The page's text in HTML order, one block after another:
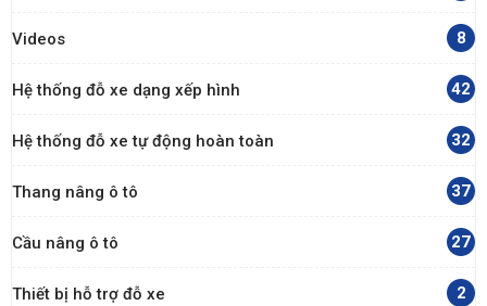
Videos 8
Hệ thống đỗ xe dạng xếp hình 42
Hệ thống đỗ xe tự động hoàn toàn 32
Thang nâng ô tô 37
Cầu nâng ô tô 27
Thiết bị hỗ trợ đỗ xe 2